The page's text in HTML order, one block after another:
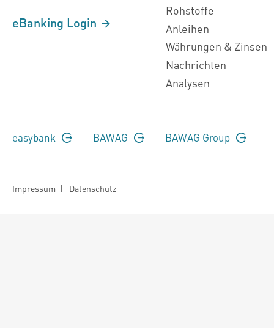
eBanking Login
Rohstoffe
Anleihen
Währungen & Zinsen
Nachrichten
Analysen
easybank BAWAG BAWAG Group
Impressum | Datenschutz